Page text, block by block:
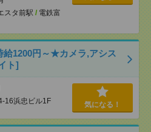
スタ前駅 / 電鉄富
給1200円～★カメラ,アシス
ト]
16浜忠ビル1F 気になる！